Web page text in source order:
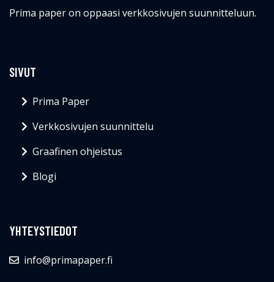
Prima paper on oppaasi verkkosivujen suunnitteluun.
SIVUT
Prima Paper
Verkkosivujen suunnittelu
Graafinen ohjeistus
Blogi
YHTEYSTIEDOT
info@primapaper.fi